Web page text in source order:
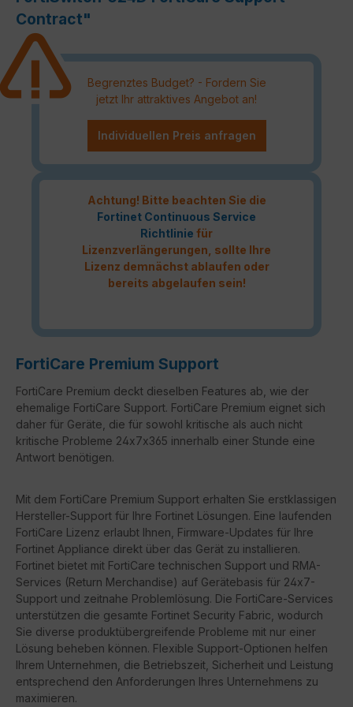
Contract"
Begrenztes Budget? - Fordern Sie
jetzt Ihr attraktives Angebot an!
Individuellen Preis anfragen
Achtung! Bitte beachten Sie die
Fortinet Continuous Service
Richtlinie für
Lizenzverlängerungen, sollte Ihre
Lizenz demnächst ablaufen oder
bereits abgelaufen sein!
FortiCare Premium Support
FortiCare Premium deckt dieselben Features ab, wie der
ehemalige FortiCare Support. FortiCare Premium eignet sich
daher für Geräte, die für sowohl kritische als auch nicht
kritische Probleme 24x7x365 innerhalb einer Stunde eine
Antwort benötigen.
Mit dem FortiCare Premium Support erhalten Sie erstklassigen
Hersteller-Support für Ihre Fortinet Lösungen. Eine laufenden
FortiCare Lizenz erlaubt Ihnen, Firmware-Updates für Ihre
Fortinet Appliance direkt über das Gerät zu installieren.
Fortinet bietet mit FortiCare technischen Support und RMA-
Services (Return Merchandise) auf Gerätebasis für 24x7-
Support und zeitnahe Problemlösung. Die FortiCare-Services
unterstützen die gesamte Fortinet Security Fabric, wodurch
Sie diverse produktübergreifende Probleme mit nur einer
Lösung beheben können. Flexible Support-Optionen helfen
Ihrem Unternehmen, die Betriebszeit, Sicherheit und Leistung
entsprechend den Anforderungen Ihres Unternehmens zu
maximieren.